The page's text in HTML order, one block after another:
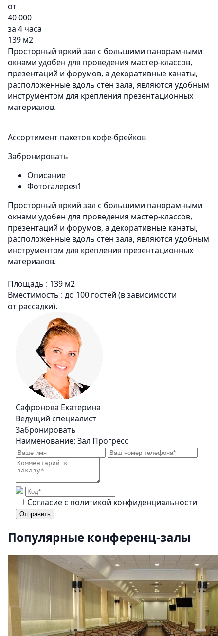
от
40 000
за 4 часа
139 м2
Просторный яркий зал с большими панорамными
окнами удобен для проведения мастер-классов,
презентаций и форумов, а декоративные канаты,
расположенные вдоль стен зала, являются удобным
инструментом для крепления презентационных
материалов.
Ассортимент пакетов кофе-брейков
Забронировать
Описание
Фотогалерея1
Просторный яркий зал с большими панорамными
окнами удобен для проведения мастер-классов,
презентаций и форумов, а декоративные канаты,
расположенные вдоль стен зала, являются удобным
инструментом для крепления презентационных
материалов.
Площадь : 139 м2
Вместимость : до 100 гостей (в зависимости
от рассадки).
Сафронова Екатерина
Ведущий специалист
Забронировать
Наименование: Зал Прогресс
Cогласие с политикой конфиденциальности
Отправить
Популярные конференц-залы